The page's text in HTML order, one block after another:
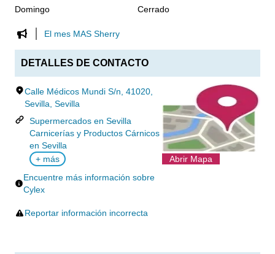
Domingo
Cerrado
El mes MAS Sherry
DETALLES DE CONTACTO
Calle Médicos Mundi S/n, 41020,
Sevilla, Sevilla
Supermercados en Sevilla
Carnicerías y Productos Cárnicos
en Sevilla
+ más
Encuentre más información sobre
Cylex
Reportar información incorrecta
Abrir Mapa